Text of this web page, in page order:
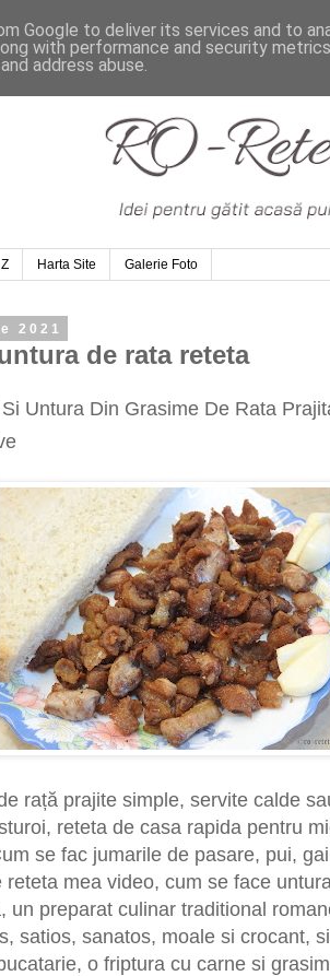
Harta Site Galerie Foto
2021
de rata reteta
Untura Din Grasime De Rata
rață prajite simple, servite calde
reteta de casa rapida pentru
se fac jumarile de pasare, pui,
reteta mea video, cum se face
un preparat culinar traditional
satios, sanatos, moale si crocant,
o friptura cu carne si
Google to deliver its services and to
with performance and security
address abuse.